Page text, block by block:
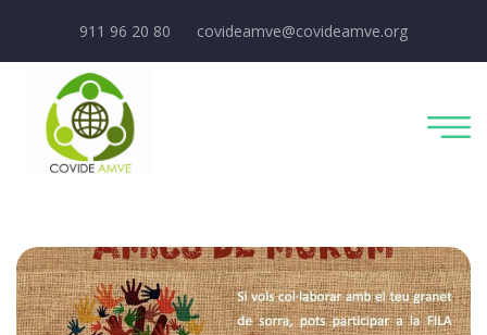
911 96 20 80 covideamve@covideamve.org